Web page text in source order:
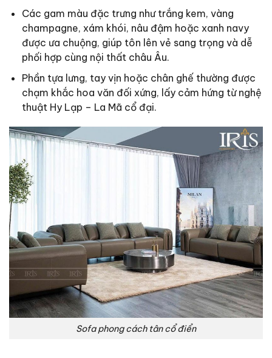
Các gam màu đặc trưng như trắng kem, vàng
champagne, xám khói, nâu đậm hoặc xanh navy
được ưa chuộng, giúp tôn lên vẻ sang trọng và dễ
phối hợp cùng nội thất châu Âu.
Phần tựa lưng, tay vịn hoặc chân ghế thường được
chạm khắc hoa văn đối xứng, lấy cảm hứng từ nghệ
thuật Hy Lạp – La Mã cổ đại.
Sofa phong cách tân cổ điển